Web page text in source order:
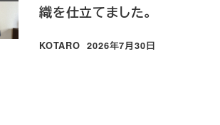
織を仕立てました。
KOTARO
投稿日
2026年7月30日